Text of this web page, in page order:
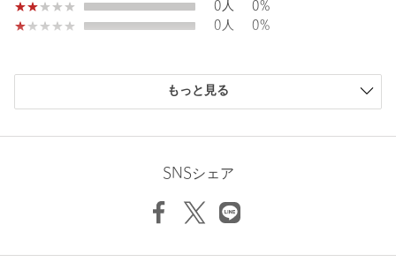
UNITED ARROWSの培ったデザイン性と程よいトレンドを取り
入れるセンス
場合は、使用前に必ずご確認ください。
り、実際の色味と異なって見える場合がございます。あらかじめ
※商品の色味の目安は、商品単体の画像をご参照ください。
0人
0%
0人
0%
もっと見る
SNSシェア